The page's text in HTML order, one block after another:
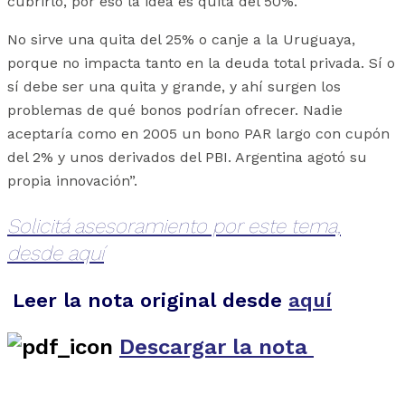
No sirve una quita del 25% o canje a la Uruguaya,
porque no impacta tanto en la deuda total privada. Sí o
sí debe ser una quita y grande, y ahí surgen los
problemas de qué bonos podrían ofrecer. Nadie
aceptaría como en 2005 un bono PAR largo con cupón
del 2% y unos derivados del PBI. Argentina agotó su
propia innovación”.
Solicitá asesoramiento por este tema,
desde aquí
Leer la nota original desde aquí
Descargar la nota